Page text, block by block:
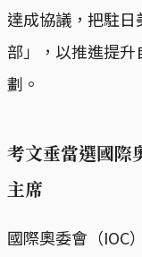
達成協議，把駐
部」，以推進提
劃。
考文垂當選國際
主席
國際奧委會（IOC